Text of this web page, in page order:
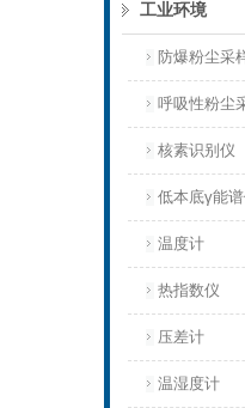
工业环境
防爆粉尘采
呼吸性粉尘
核素识别仪
低本底γ能
温度计
热指数仪
压差计
温湿度计